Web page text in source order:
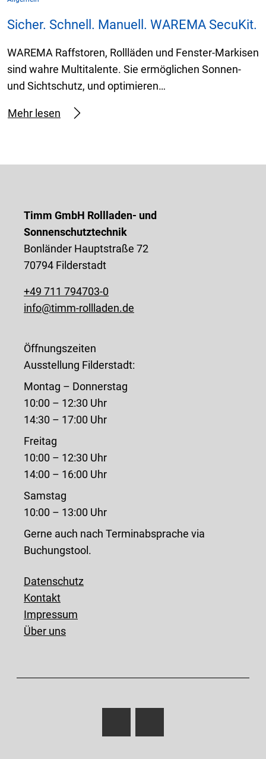
Sicher. Schnell. Manuell. WAREMA SecuKit.
WAREMA Raffstoren, Rollläden und Fenster-Markisen
sind wahre Multitalente. Sie ermöglichen Sonnen-
und Sichtschutz, und optimieren…
Mehr lesen
Timm GmbH Rollladen- und
Sonnenschutztechnik
Bonländer Hauptstraße 72
70794 Filderstadt
+49 711 794703-0
info@timm-rollladen.de
Öffnungszeiten
Ausstellung Filderstadt:
Montag – Donnerstag
10:00 – 12:30 Uhr
14:30 – 17:00 Uhr
Freitag
10:00 – 12:30 Uhr
14:00 – 16:00 Uhr
Samstag
10:00 – 13:00 Uhr
Gerne auch nach Terminabsprache via
Buchungstool.
Datenschutz
Kontakt
Impressum
Über uns